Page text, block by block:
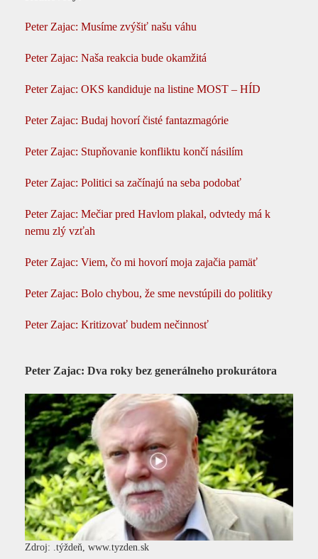
Peter Zajac: Musíme zvýšiť našu váhu
Peter Zajac: Naša reakcia bude okamžitá
Peter Zajac: OKS kandiduje na listine MOST – HÍD
Peter Zajac: Budaj hovorí čisté fantazmagórie
Peter Zajac: Stupňovanie konfliktu končí násilím
Peter Zajac: Politici sa začínajú na seba podobať
Peter Zajac: Mečiar pred Havlom plakal, odvtedy má k
nemu zlý vzťah
Peter Zajac: Viem, čo mi hovorí moja zajačia pamäť
Peter Zajac: Bolo chybou, že sme nevstúpili do politiky
Peter Zajac: Kritizovať budem nečinnosť
Peter Zajac: Dva roky bez generálneho prokurátora
Zdroj: .týždeň, www.tyzden.sk